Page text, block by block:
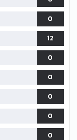
0
12
0
0
0
0
0